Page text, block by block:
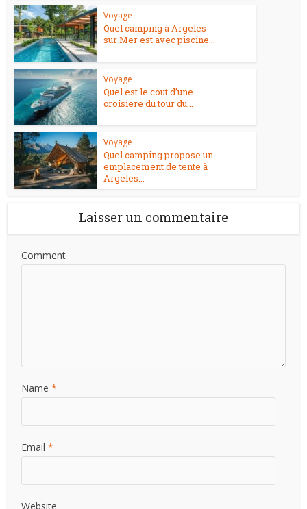
Voyage
Quel camping à Argeles
sur Mer est avec piscine...
Voyage
Quel est le cout d’une
croisiere du tour du...
Voyage
Quel camping propose un
emplacement de tente à
Argeles...
Laisser un commentaire
Comment
Name *
Email *
Website